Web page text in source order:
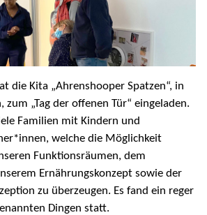
die Kita „Ahrenshooper Spatzen“, in
zum „Tag der offenen Tür“ eingeladen.
Familien mit Kindern und
welche die Möglichkeit
Funktionsräumen, dem
Ernährungskonzept sowie der
zu überzeugen. Es fand ein reger
Dingen statt.